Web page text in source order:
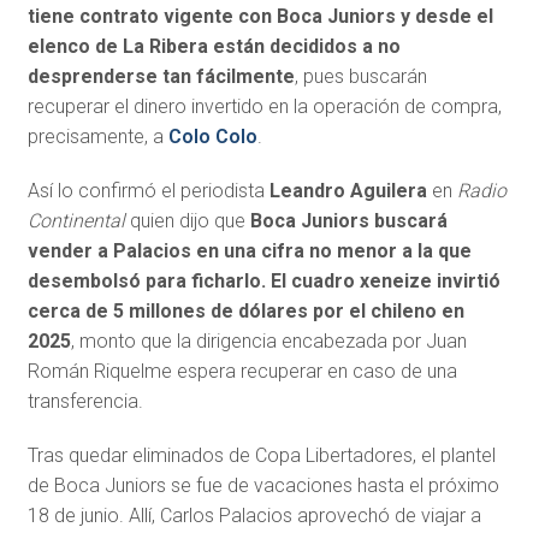
tiene contrato vigente con Boca Juniors y desde el
elenco de La Ribera están decididos a no
desprenderse tan fácilmente, pues buscarán
recuperar el dinero invertido en la operación de compra,
precisamente, a Colo Colo.
Así lo confirmó el periodista Leandro Aguileraen Radio
Continentalquien dijo que Boca Juniors buscará
vender a Palacios en una cifra no menor a la que
desembolsó para ficharlo. El cuadro xeneize invirtió
cerca de 5 millones de dólares por el chileno en
2025, monto que la dirigencia encabezada por Juan
Román Riquelme espera recuperar en caso de una
transferencia.
Tras quedar eliminados de Copa Libertadores, el plantel
de Boca Juniors se fue de vacaciones hasta el próximo
18 de junio. Allí, Carlos Palacios aprovechó de viajar a